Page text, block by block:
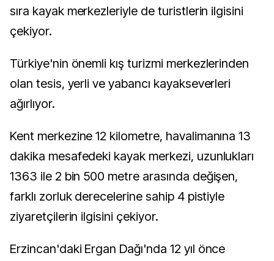
sıra kayak merkezleriyle de turistlerin ilgisini
çekiyor.
Türkiye'nin önemli kış turizmi merkezlerinden
olan tesis, yerli ve yabancı kayakseverleri
ağırlıyor.
Kent merkezine 12 kilometre, havalimanına 13
dakika mesafedeki kayak merkezi, uzunlukları
1363 ile 2 bin 500 metre arasında değişen,
farklı zorluk derecelerine sahip 4 pistiyle
ziyaretçilerin ilgisini çekiyor.
Erzincan'daki Ergan Dağı'nda 12 yıl önce